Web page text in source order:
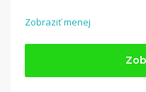
Zobraziť menej